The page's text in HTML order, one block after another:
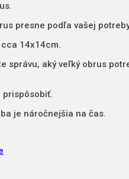
presne podľa vašej
14x14cm.
správu, aký veľký obrus
prispôsobiť.
je náročnejšia na čas.